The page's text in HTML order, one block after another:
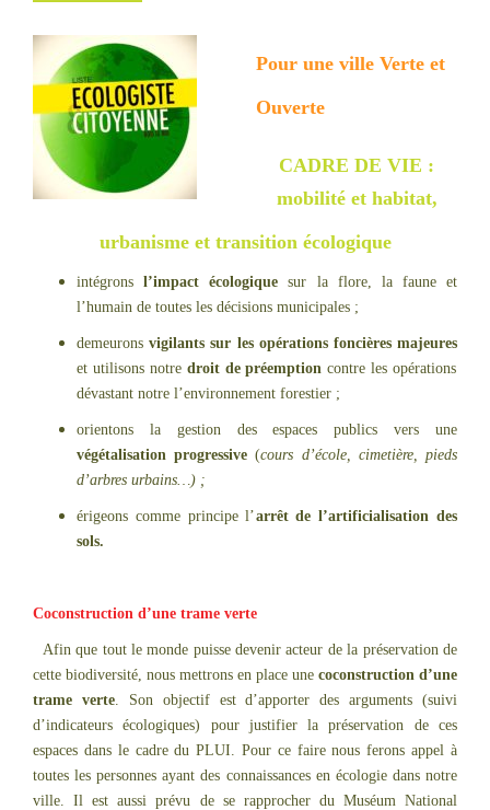
Pour une ville Verte et
Ouverte
CADRE DE VIE :
mobilité et habitat,
urbanisme et transition écologique
intégronsl’impact écologique sur la flore, la faune et
l’humain de toutes les décisions municipales ;
demeuronsvigilants sur les opérations foncières majeures
et utilisons notre droit de préemption contre les opérations
dévastant notre l’environnement forestier ;
orientons la gestion des espaces publics vers une
végétalisation progressive(cours d’école, cimetière, pieds
d’arbres urbains…) ;
érigeons comme principe l’arrêt de l’artificialisation des
sols.
Coconstruction d’une trame verte
Afin que tout le monde puisse devenir acteur de la préservation de
cette biodiversité, nous mettrons en place une coconstruction d’une
trame verte. Son objectif est d’apporter des arguments (suivi
d’indicateurs écologiques) pour justifier la préservation de ces
espaces dans le cadre du PLUI. Pour ce faire nous ferons appel à
toutes les personnes ayant des connaissances en écologie dans notre
ville. Il est aussi prévu de se rapprocher du Muséum National